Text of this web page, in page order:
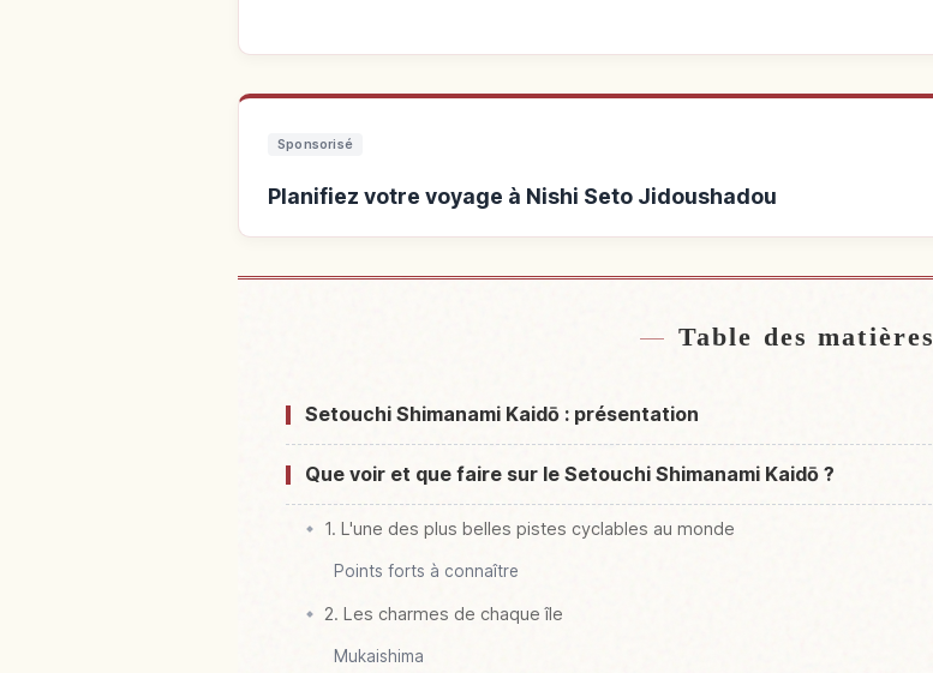
Sponsorisé
Planifiez votre voyage à Nishi Seto Jidoushadou
Table des matières
Setouchi Shimanami Kaidō : présentation
Que voir et que faire sur le Setouchi Shimanami Kaidō ?
1. L'une des plus belles pistes cyclables au monde
Points forts à connaître
2. Les charmes de chaque île
Mukaishima